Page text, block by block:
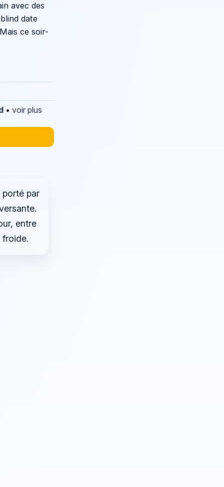
avec des
date
ce soir-
• voir plus
par
entre
froide.